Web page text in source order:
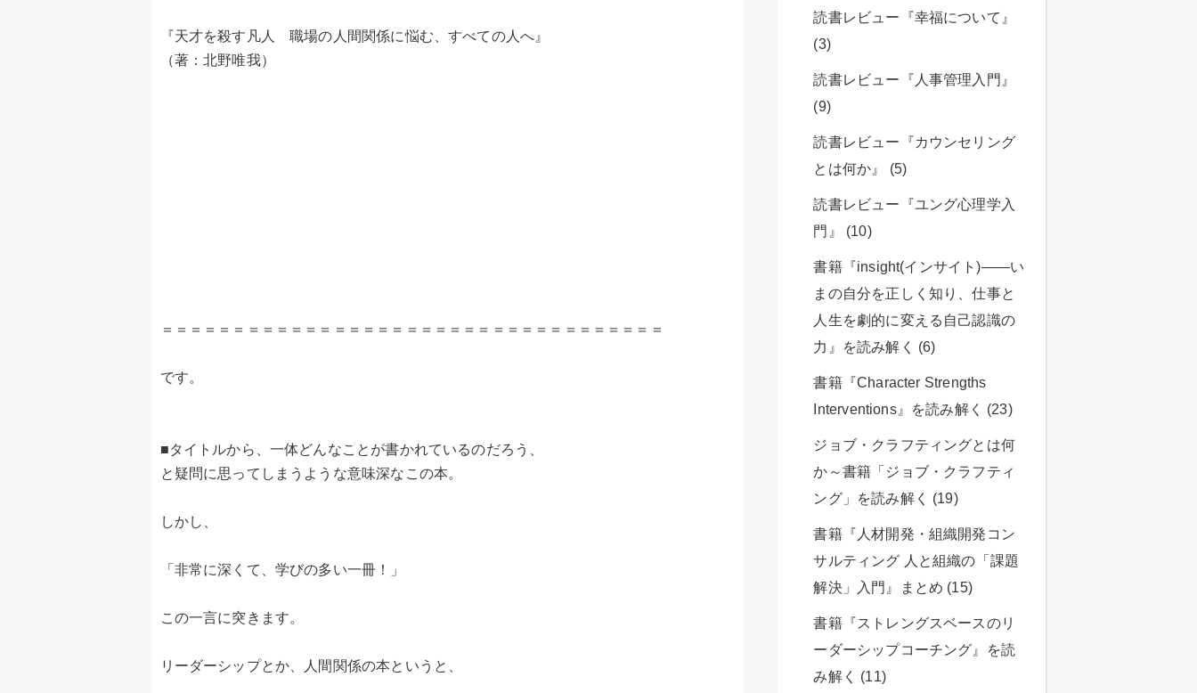
『天才を殺す凡人 職場の人間関係に悩む、すべての人へ』
（著：北野唯我）
＝＝＝＝＝＝＝＝＝＝＝＝＝＝＝＝＝＝＝＝＝＝＝＝＝＝＝＝＝＝＝＝＝＝＝
です。
■タイトルから、一体どんなことが書かれているのだろう、
と疑問に思ってしまうような意味深なこの本。
しかし、
「非常に深くて、学びの多い一冊！」
この一言に突きます。
リーダーシップとか、人間関係の本というと、
読書レビュー『幸福について』
(3)
読書レビュー『人事管理入門』
(9)
読書レビュー『カウンセリング
とは何か』 (5)
読書レビュー『ユング心理学入
門』 (10)
書籍『insight(インサイト)――い
まの自分を正しく知り、仕事と
人生を劇的に変える自己認識の
力』を読み解く (6)
書籍『Character Strengths
Interventions』を読み解く (23)
ジョブ・クラフティングとは何
か～書籍「ジョブ・クラフティ
ング」を読み解く (19)
書籍『人材開発・組織開発コン
サルティング 人と組織の「課題
解決」入門』まとめ (15)
書籍『ストレングスベースのリ
ーダーシップコーチング』を読
み解く (11)